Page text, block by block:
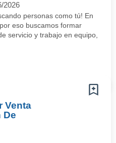
2026
personas como tú! En
eso buscamos formar
servicio y trabajo en equipo,
Venta
De